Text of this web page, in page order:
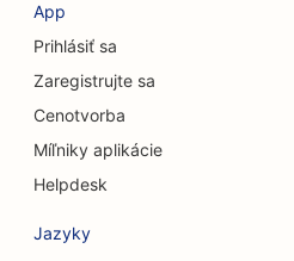
SEO pre zmenárenské služby
SEO pre úverové družstvá
SEO pre obchody s koláčikmi
SEO pre tanečné štúdiá
App
Prihlásiť sa
Zaregistrujte sa
Cenotvorba
Míľniky aplikácie
Helpdesk
Jazyky